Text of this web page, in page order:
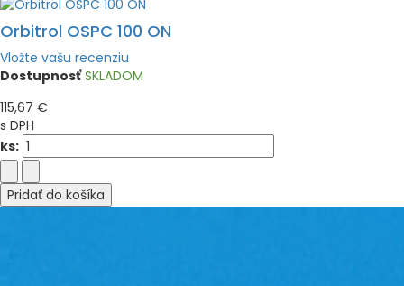
Orbitrol OSPC 100 ON
Vložte vašu recenziu
Dostupnosť SKLADOM
115,67 €
s DPH
ks:
Pridať do košíka